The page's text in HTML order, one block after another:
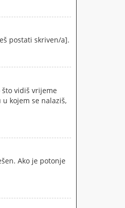
postati skriven/a].
vidiš vrijeme
kojem se nalaziš,
Ako je potonje